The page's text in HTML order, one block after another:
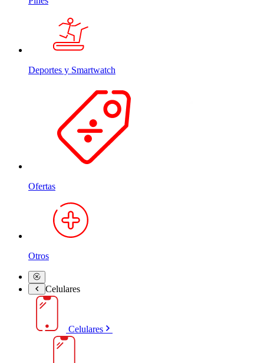
Deportes y Smartwatch
Ofertas
Otros
Celulares
Celulares